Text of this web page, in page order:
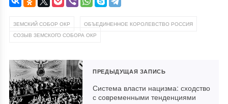
ЗЕМСКИЙ СОБОР ОКР ОБЪЕДИНЕННОЕ КОРОЛЕВСТВО РОССИЯ
СОЗЫВ ЗЕМСКОГО СОБОРА ОКР
ПРЕДЫДУЩАЯ ЗАПИСЬ
Система власти нацизма: сходство
с современными тенденциями